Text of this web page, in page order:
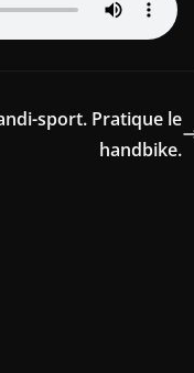
sport. Pratique le
handbike.